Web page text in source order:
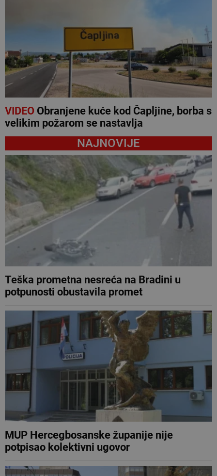
VIDEOObranjene kuće kod Čapljine, borba s
velikim požarom se nastavlja
NAJNOVIJE
Teška prometna nesreća na Bradini u
potpunosti obustavila promet
MUP Hercegbosanske županije nije
potpisao kolektivni ugovor